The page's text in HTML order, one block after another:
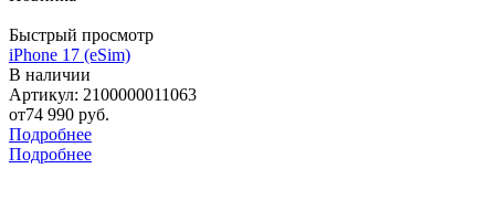
Быстрый просмотр
iPhone 17 (eSim)
В наличии
Артикул: 2100000011063
от74 990 руб.
Подробнее
Подробнее